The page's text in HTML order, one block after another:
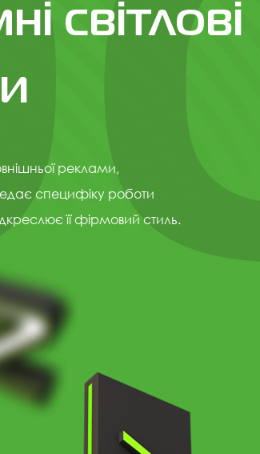
світлові
реклами,
специфіку роботи
її фірмовий стиль.